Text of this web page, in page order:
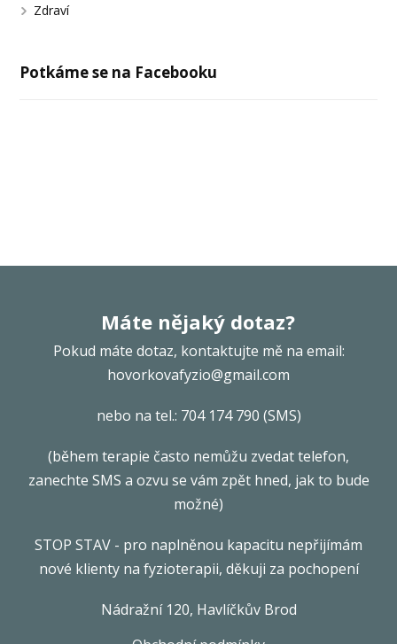
Zdraví
Potkáme se na Facebooku
Máte nějaký dotaz?
Pokud máte dotaz, kontaktujte mě na email:
hovorkovafyzio@gmail.com
nebo na tel.: 704 174 790 (SMS)
(během terapie často nemůžu zvedat telefon,
zanechte SMS a ozvu se vám zpět hned, jak to bude
možné)
STOP STAV - pro naplněnou kapacitu nepřijímám
nové klienty na fyzioterapii, děkuji za pochopení
Nádražní 120, Havlíčkův Brod